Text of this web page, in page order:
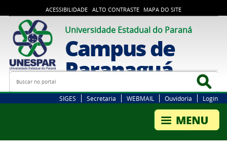
ACESSIBILIDADE ALTO CONTRASTE MAPA DO SITE
Universidade Estadual do Paraná
Campus de
Paranaguá
Busca
SIGES Secretaria WEBMAIL Ouvidoria Login